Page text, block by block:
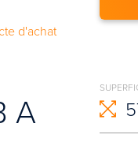
d'achat
A